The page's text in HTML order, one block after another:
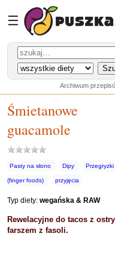
☰
Archiwum
Śmietanowe
guacamole
Pasty na słono Dipy Przegryzki
(finger foods) przyjęcia
Typ diety: wegańska & RAW
Rewelacyjne do tacos z
farszem z fasoli.